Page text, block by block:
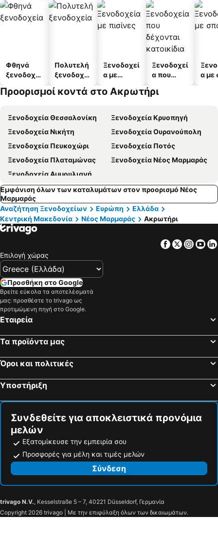
Φθηνά
ξενοδοχεί
Πολυτελή
ξενοδοχεί
Ξενοδοχεί
α με
Ξενοδοχεί
α που
κατοικίδι
α με
Προορισμοί κοντά στο Ακρωτήρι
Ξενοδοχεία Θεσσαλονίκη
Ξενοδοχεία Κρυοπηγή
Ξενοδοχεία Νικήτη
Ξενοδοχεία Ουρανούπολη
Ξενοδοχεία Πευκοχώρι
Ξενοδοχεία Ποτός
Ξενοδοχεία Πλαταμώνας
Ξενοδοχεία Νέος Μαρμαράς
Ξενοδοχεία Αμμουλιανή
Εμφάνιση όλων των καταλυμάτων στον προορισμό Νέος
Μαρμαράς
Αναζήτηση Ξενοδοχείων
Ευρώπη
Ελλάδα
Κεντρική Μακεδονία
Νέος Μαρμαράς Ακρωτήρι
Facebook
Twitter
Επιλογή χώρας
Προσθήκη στο Google
Βρείτε εύκολα τα αποτελέσματά
μας: προσθέστε το trivago ως
προτιμώμενη πηγή στο Google.
Εταιρεία
Τα προϊόντα μας
Όροι και πολιτικές
Υποστήριξη
Συνδεθείτε για αποκλειστικά προνόμια
μελών
Εξατομίκευσε την εμπειρία σου
Προσφορές για μέλη και τιμές μελών
Σύνδεση
trivago N.V., Kesselstraße 5 – 7, 40221 Düsseldorf, Γερμανία
Copyright 2026 trivago | Με την επιφύλαξη όλων των δικαιωμάτων.